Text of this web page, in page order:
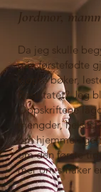
Jordmor,
Da jeg skulle
min førstefødte
kjøpte bøker,
Resultatet? Jeg
Oppskriftene
mengder,
om
om den første
mer om smaker